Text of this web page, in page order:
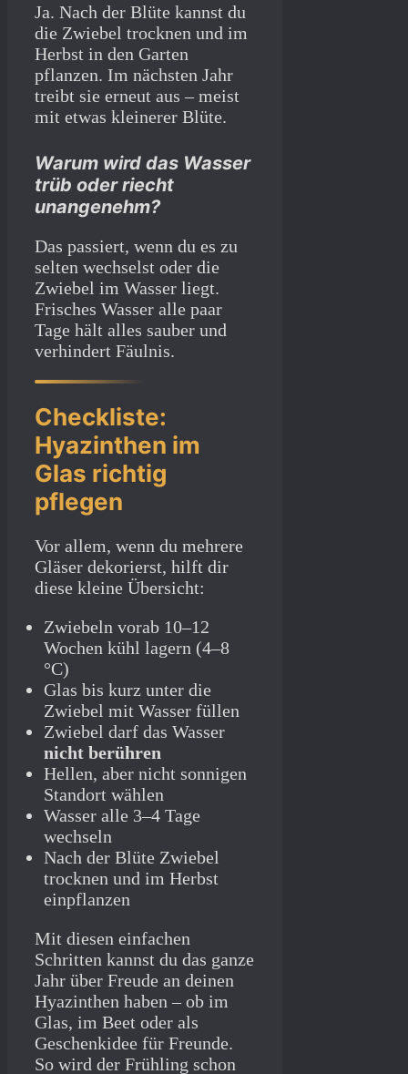
Ja. Nach der Blüte kannst du
die Zwiebel trocknen und im
Herbst in den Garten
pflanzen. Im nächsten Jahr
treibt sie erneut aus – meist
mit etwas kleinerer Blüte.
Warum wird das Wasser
trüb oder riecht
unangenehm?
Das passiert, wenn du es zu
selten wechselst oder die
Zwiebel im Wasser liegt.
Frisches Wasser alle paar
Tage hält alles sauber und
verhindert Fäulnis.
Checkliste:
Hyazinthen im
Glas richtig
pflegen
Vor allem, wenn du mehrere
Gläser dekorierst, hilft dir
diese kleine Übersicht:
Zwiebeln vorab 10–12
Wochen kühl lagern (4–8
°C)
Glas bis kurz unter die
Zwiebel mit Wasser füllen
Zwiebel darf das Wasser
nicht berühren
Hellen, aber nicht sonnigen
Standort wählen
Wasser alle 3–4 Tage
wechseln
Nach der Blüte Zwiebel
trocknen und im Herbst
einpflanzen
Mit diesen einfachen
Schritten kannst du das ganze
Jahr über Freude an deinen
Hyazinthen haben – ob im
Glas, im Beet oder als
Geschenkidee für Freunde.
So wird der Frühling schon